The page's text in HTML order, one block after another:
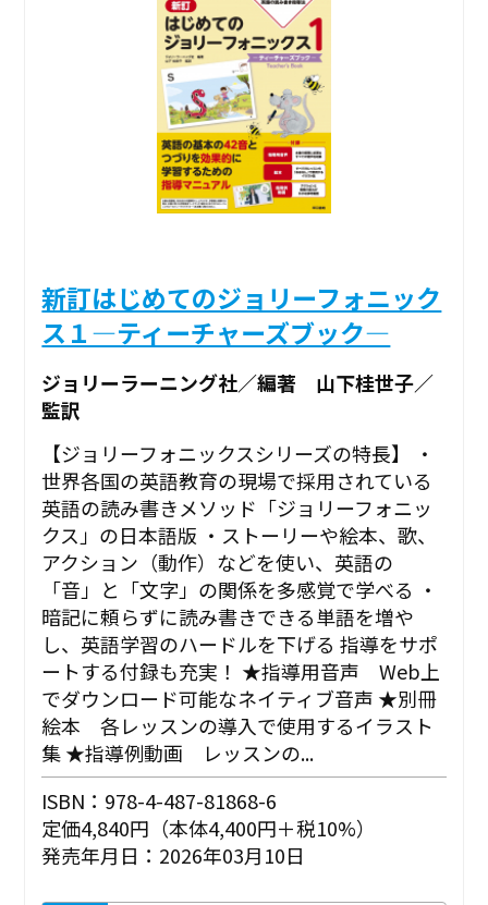
新訂はじめてのジョリーフォニック
ス１―ティーチャーズブック―
ジョリーラーニング社／編著 山下桂世子／
監訳
【ジョリーフォニックスシリーズの特長】 ・
世界各国の英語教育の現場で採用されている
英語の読み書きメソッド「ジョリーフォニッ
クス」の日本語版 ・ストーリーや絵本、歌、
アクション（動作）などを使い、英語の
「音」と「文字」の関係を多感覚で学べる ・
暗記に頼らずに読み書きできる単語を増や
し、英語学習のハードルを下げる 指導をサポ
ートする付録も充実！ ★指導用音声 Web上
でダウンロード可能なネイティブ音声 ★別冊
絵本 各レッスンの導入で使用するイラスト
集 ★指導例動画 レッスンの...
ISBN：978-4-487-81868-6
定価4,840円（本体4,400円＋税10%）
発売年月日：2026年03月10日